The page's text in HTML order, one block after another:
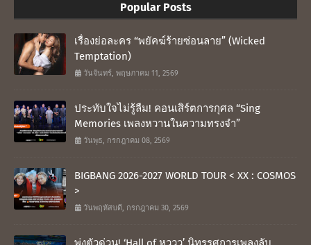
Popular Posts
เรื่องย่อละคร “พยัคฆ์ร้ายซ่อนลาย” (Wicked
Temptation)
วันจันทร์, พฤษภาคม 11, 2569
ประทับใจไม่รู้ลืม! คอนเสิร์ตการกุศล “Sing
Memories เพลงหวานในความทรงจำ”
วันพุธ, กรกฎาคม 08, 2569
BIGBANG 2026-2027 WORLD TOUR < XX : COSMOS
>
วันพฤหัสบดี, กรกฎาคม 30, 2569